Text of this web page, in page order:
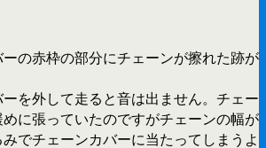
の赤枠の部分にチェーンが擦れた跡が
を外して走ると音は出ません。チェー
に張っていたのですがチェーンの幅が
でチェーンカバーに当たってしまうよ